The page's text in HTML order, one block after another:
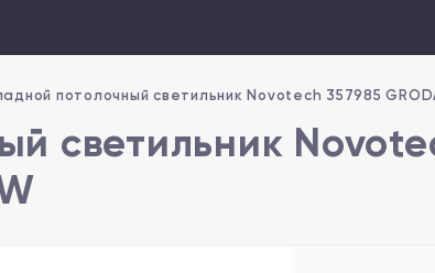
потолочный светильник Novotech 357985
светильник